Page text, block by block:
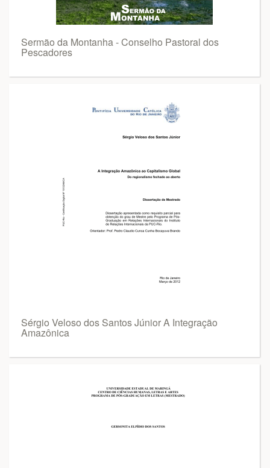
Sermão da Montanha - Conselho Pastoral dos
Pescadores
Sérgio Veloso dos Santos Júnior A Integração
Amazônica